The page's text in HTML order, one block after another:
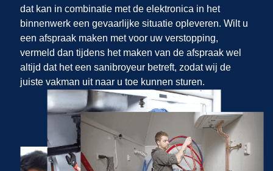
dat kan in combinatie met de elektronica in het
binnenwerk een gevaarlijke situatie opleveren. Wilt u
een afspraak maken metvoor uw verstopping,
vermeld dan tijdens het maken van de afspraak wel
altijd dat het een sanibroyeur betreft, zodat wij de
juiste vakman uit naar u toe kunnen sturen.